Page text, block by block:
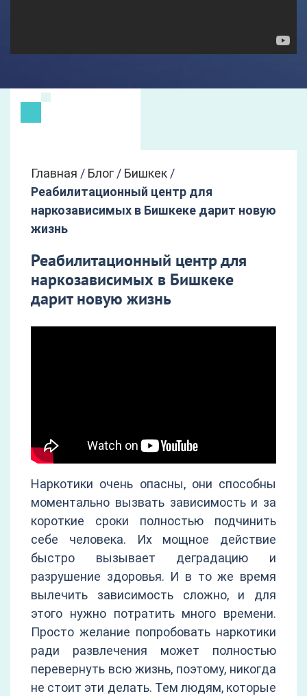
Главная / Блог / Бишкек /
Реабилитационный центр для
наркозависимых в Бишкеке дарит новую
жизнь
Реабилитационный центр для
наркозависимых в Бишкеке
дарит новую жизнь
Наркотики очень опасны, они способны
моментально вызвать зависимость и за
короткие сроки полностью подчинить
себе человека. Их мощное действие
быстро вызывает деградацию и
разрушение здоровья. И в то же время
вылечить зависимость сложно, и для
этого нужно потратить много времени.
Просто желание попробовать наркотики
ради развлечения может полностью
перевернуть всю жизнь, поэтому, никогда
не стоит эти делать. Тем людям, которые